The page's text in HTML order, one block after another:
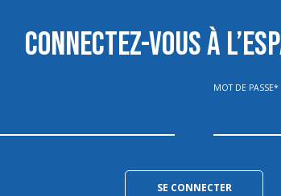
CONNECTEZ-VOUS À
MOT DE PASSE*